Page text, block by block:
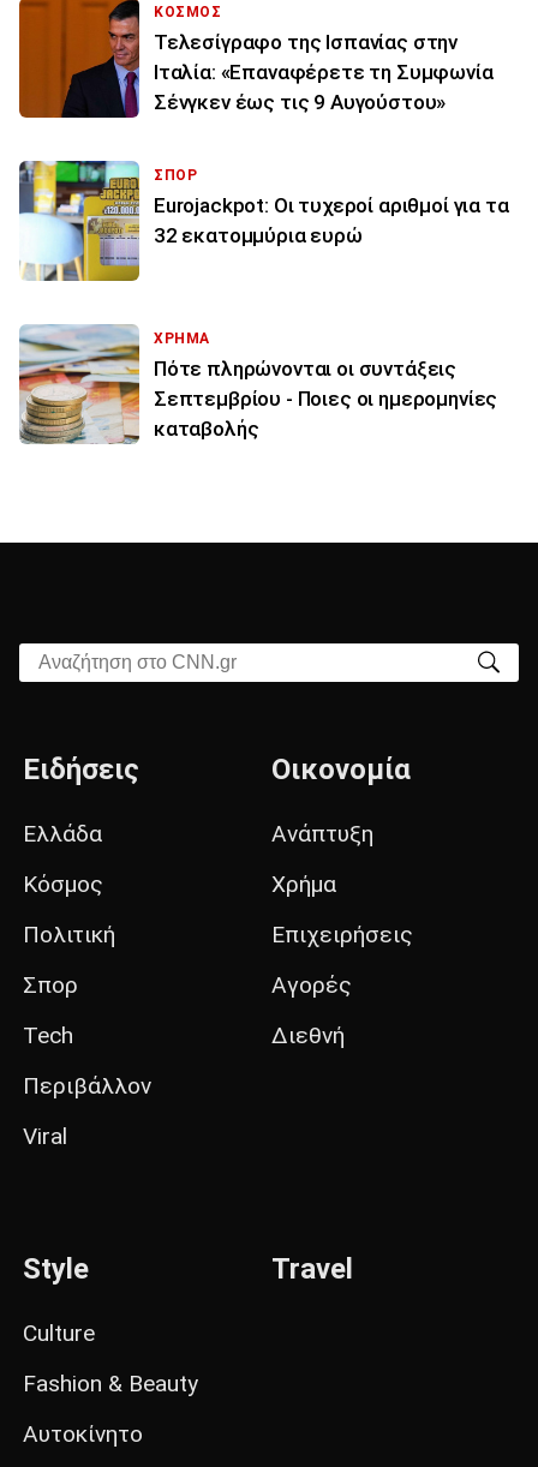
ΚΟΣΜΟΣ
Τελεσίγραφο της Ισπανίας στην
Ιταλία: «Επαναφέρετε τη Συμφωνία
Σένγκεν έως τις 9 Αυγούστου»
ΣΠΟΡ
Eurojackpot: Οι τυχεροί αριθμοί για τα
32 εκατoμμύρια ευρώ
ΧΡΗΜΑ
Πότε πληρώνονται οι συντάξεις
Σεπτεμβρίου - Ποιες οι ημερομηνίες
καταβολής
Αναζήτηση στο CNN.gr
Ειδήσεις
Ελλάδα
Κόσμος
Πολιτική
Σπορ
Tech
Περιβάλλον
Viral
Οικονομία
Ανάπτυξη
Χρήμα
Επιχειρήσεις
Αγορές
Διεθνή
Style
Culture
Fashion & Beauty
Αυτοκίνητο
Travel